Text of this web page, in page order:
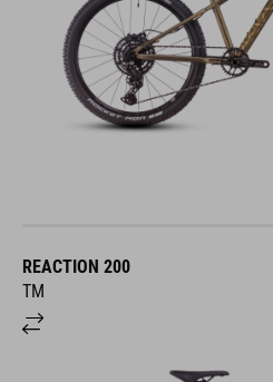
REACTION 200
TM